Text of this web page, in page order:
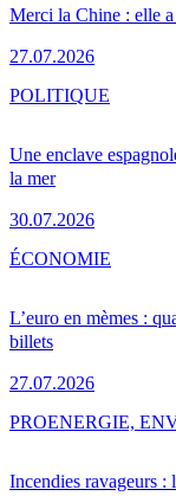
Merci la Chine : elle
27.07.2026
Une enclave
la mer
30.07.2026
POLITIQUE
L’euro en mèmes :
billets
27.07.2026
ÉCONOMIE
Incendies ravageurs :
PROENERGIE,